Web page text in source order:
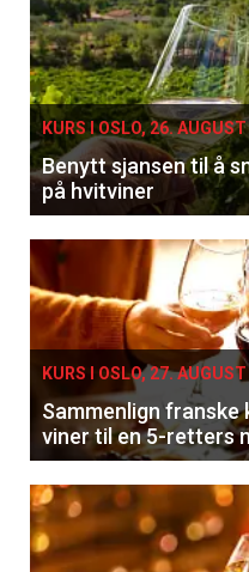
KURS I OSLO, 26. AUGUST
Benytt sjansen til å
på hvitviner
KURS I OSLO, 27. AUGUST
Sammenlign franske
viner til en 5-retters